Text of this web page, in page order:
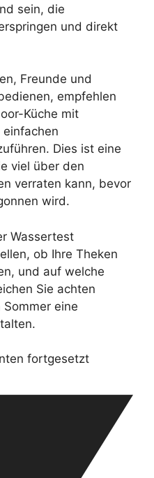
sein, die
und direkt
Freunde und
empfehlen
Küche mit
Dies ist eine
viel über den
verraten kann, bevor
wird.
Wassertest
ob Ihre Theken
und auf welche
Sie achten
eine
fortgesetzt